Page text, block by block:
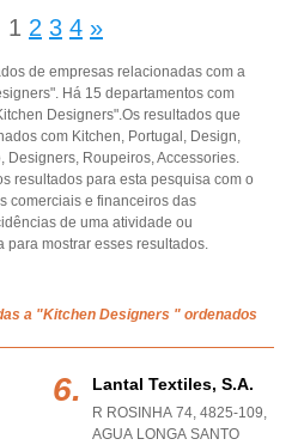
1 2 3 4 »
de empresas relacionadas com a
Há 15 departamentos com
Designers".Os resultados que
com Kitchen, Portugal, Design,
Designers, Roupeiros, Accessories.
resultados para esta pesquisa com o
comerciais e financeiros das
de uma atividade ou
mostrar esses resultados.
a "Kitchen Designers " ordenados
Lantal Textiles, S.a.
R ROSINHA 74, 4825-109,
AGUA LONGA SANTO